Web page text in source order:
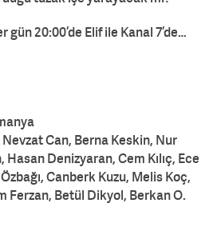
20:00’de Elif ile Kanal 7’de…
Can, Berna Keskin, Nur
Denizyaran, Cem Kılıç, Ece
Canberk Kuzu, Melis Koç,
Ferzan, Betül Dikyol, Berkan O.